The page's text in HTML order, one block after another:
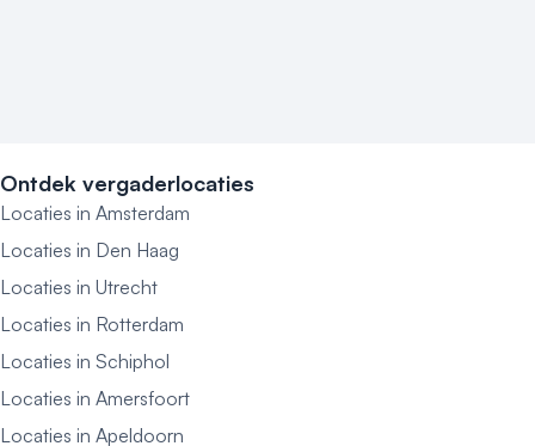
Ontdek vergaderlocaties
Locaties in Amsterdam
Locaties in Den Haag
Locaties in Utrecht
Locaties in Rotterdam
Locaties in Schiphol
Locaties in Amersfoort
Locaties in Apeldoorn